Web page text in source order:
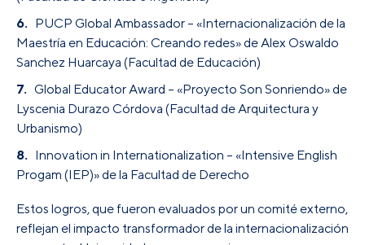
PUCP Global Ambassador – «Internacionalización de la
Maestría en Educación: Creando redes» de Alex Oswaldo
Sanchez Huarcaya (Facultad de Educación)
Global Educator Award – «Proyecto Son Sonriendo» de
Lyscenia Durazo Córdova (Facultad de Arquitectura y
Urbanismo)
Innovation in Internationalization – «Intensive English
Progam (IEP)» de la Facultad de Derecho
Estos logros, que fueron evaluados por un comité externo,
reflejan el impacto transformador de la internacionalización